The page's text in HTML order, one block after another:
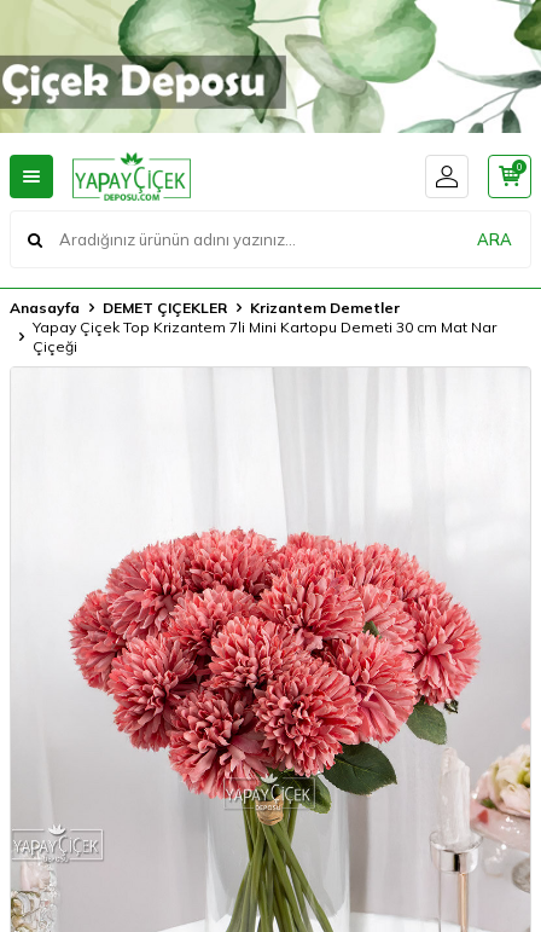
ARA
0
Anasayfa DEMET ÇIÇEKLER
Krizantem Demetler
Yapay Çiçek Top Krizantem 7li Mini Kartopu Demeti 30 cm Mat Nar
Çiçeği